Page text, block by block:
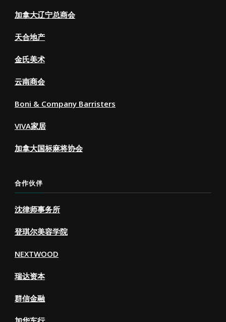
加拿大辽宁总商会
天合地产
金氏美术
云南商会
Boni & Company Barristers
VIVA家居
加拿大国标麻将协会
合作伙伴
沈律师事务所
登琪尔美容学院
NEXTWOOD
瑞达资本
群信金融